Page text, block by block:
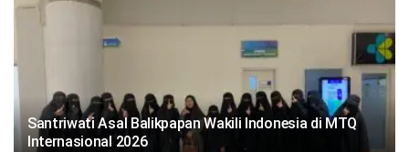
Santriwati Asal Balikpapan Wakili Indonesia di MTQ
Internasional 2026